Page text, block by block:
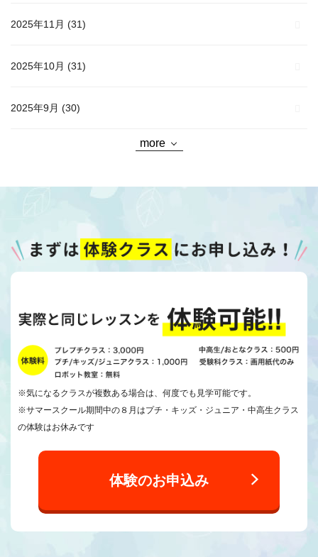
2025年11月 (31)
2025年10月 (31)
2025年9月 (30)
more
※気になるクラスが複数ある場合は、何度でも見学可能です。
※サマースクール期間中の８月はプチ・キッズ・ジュニア・中高生クラス
の体験はお休みです
体験のお申込み